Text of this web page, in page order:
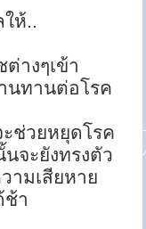
ห้..
างๆเข้า
นทานต่อโรค
ะช่วยหยุดโรค
จะยังทรงตัว
ามเสียหาย
ช้า